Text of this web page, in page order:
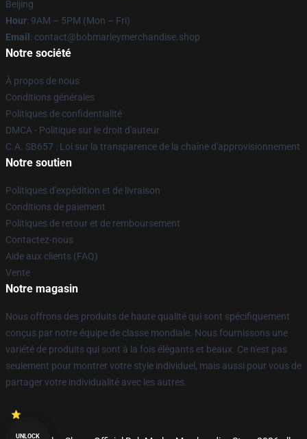
Beijing
Hour: 9AM – 5PM (Mon – Fri)
Email : contact@bobmarleymerchandise.shop
Notre société
À propos de nous
Conditions générales
Politiques de confidentialité
DMCA - Politique sur le droit d'auteur
C.A. SB657 : Loi sur la transparence de la chaîne d'approvisionnement
Notre soutien
Politiques d'expédition et de livraison
Conditions de paiement
Politiques de retour et de remboursement
Contactez-nous
Aide aux clients (FAQ)
Vente
Notre magasin
Nous offrons des produits de haute qualité qui sont spécifiquement
conçus par notre équipe de classe mondiale. Nous fournissons une
variété de produits qui sont à la fois élégants et beaux. Ce n'est pas
seulement pour montrer votre style individuel, mais aussi pour vous de
partager votre individualité avec les autres.
UNLOCK